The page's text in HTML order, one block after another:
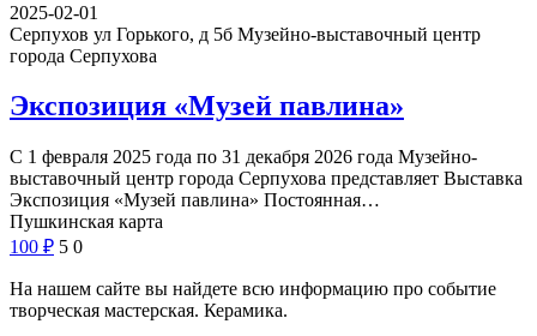
2025-02-01
Серпухов ул Горького, д 5б Музейно-выставочный центр
города Серпухова
Экспозиция «Музей павлина»
С 1 февраля 2025 года по 31 декабря 2026 года Музейно-
выставочный центр города Серпухова представляет Выставка
Экспозиция «Музей павлина» Постоянная…
Пушкинская карта
100 ₽ 5 0
На нашем сайте вы найдете всю информацию про событие
творческая мастерская. Керамика.